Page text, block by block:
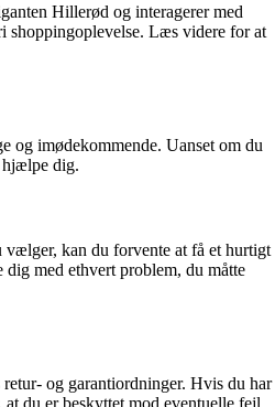
Hillerød og interagerer med
shoppingoplevelse. Læs videre for at
og imødekommende. Uanset om du
hjælpe dig.
kan du forvente at få et hurtigt
med ethvert problem, du måtte
og garantiordninger. Hvis du har
du er beskyttet mod eventuelle fejl